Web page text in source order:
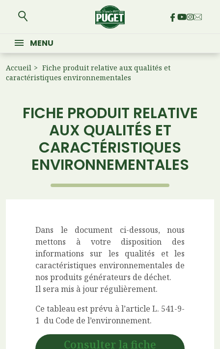
MENU
Accueil
Fiche produit relative aux qualités et
caractéristiques environnementales
FICHE PRODUIT RELATIVE
AUX QUALITÉS ET
CARACTÉRISTIQUES
ENVIRONNEMENTALES
Dans le document ci-dessous, nous
mettons à votre disposition des
informations sur les qualités et les
caractéristiques environnementales de
nos produits générateurs de déchet.
Il sera mis à jour régulièrement.
Ce tableau est prévu à l’article L. 541-9-
1 du Code de l’environnement.
Consulter la fiche